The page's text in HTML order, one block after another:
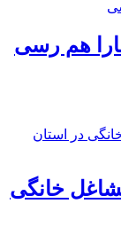
هم رسی
خانگی